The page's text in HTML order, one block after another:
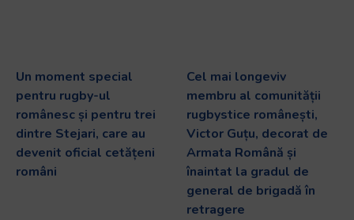
Un moment special
pentru rugby-ul
românesc și pentru trei
dintre Stejari, care au
devenit oficial cetățeni
români
Cel mai longeviv
membru al comunității
rugbystice românești,
Victor Guțu, decorat de
Armata Română și
înaintat la gradul de
general de brigadă în
retragere